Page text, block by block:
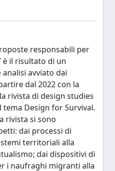
responsabili per
il risultato di un
avviato dai
dal 2022 con la
rivista di design studies
tema Design for Survival.
rivista si sono
dai processi di
territoriali alla
dai dispositivi di
i naufraghi migranti alla